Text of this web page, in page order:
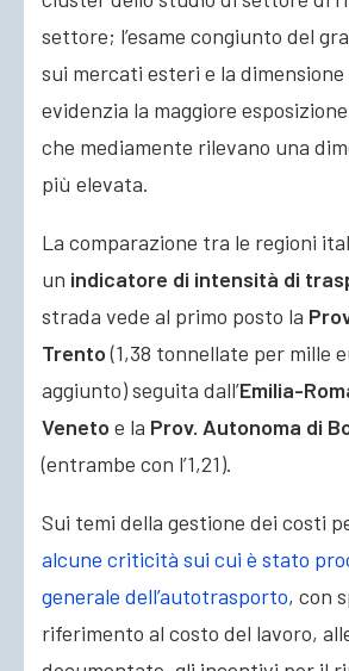
settore; l’esame congiunto del
sui mercati esteri e la dimensione
evidenzia la maggiore
che mediamente rilevano una
più elevata.
La comparazione tra le regioni
un indicatore di intensità di
strada vede al primo posto la
Trento(1,38 tonnellate per mille
aggiunto) seguita dall’Emilia-
Veneto e la Prov. Autonoma di
(entrambe con l’1,21).
Sui temi della gestione dei costi
alcune criticità sui cui è stato
generale dell’autotrasporto, con
riferimento al costo del lavoro,